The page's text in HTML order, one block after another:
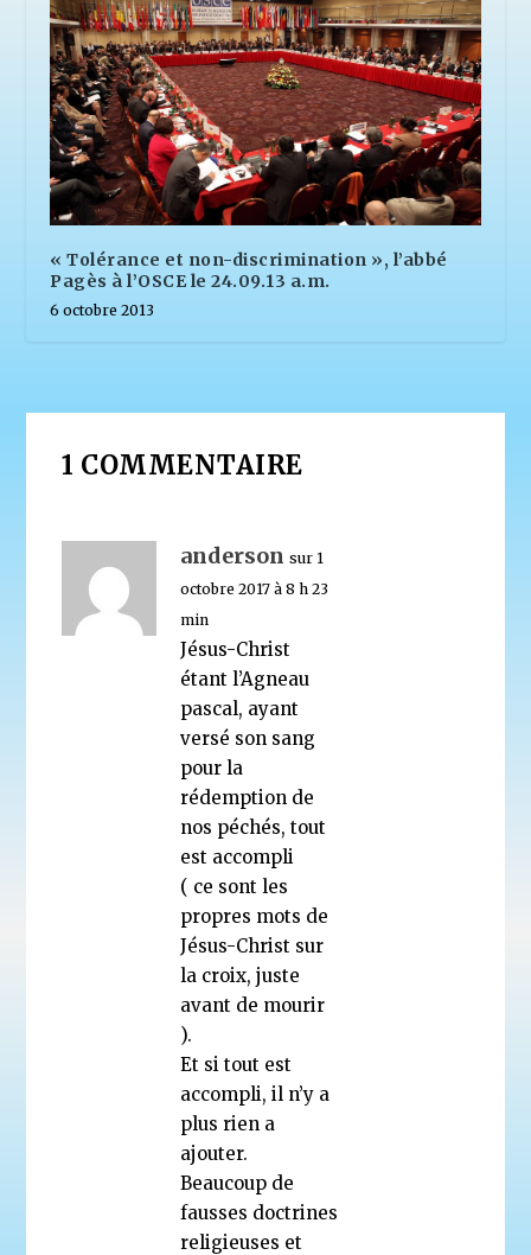
« Tolérance et non-discrimination », l’abbé
Pagès à l’OSCE le 24.09.13 a.m.
6 octobre 2013
1 COMMENTAIRE
anderson sur 1
octobre 2017 à 8 h 23
min
Jésus-Christ
étant l’Agneau
pascal, ayant
versé son sang
pour la
rédemption de
nos péchés, tout
est accompli
( ce sont les
propres mots de
Jésus-Christ sur
la croix, juste
avant de mourir
).
Et si tout est
accompli, il n’y a
plus rien a
ajouter.
Beaucoup de
fausses doctrines
religieuses et